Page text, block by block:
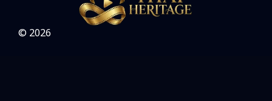
© 2026